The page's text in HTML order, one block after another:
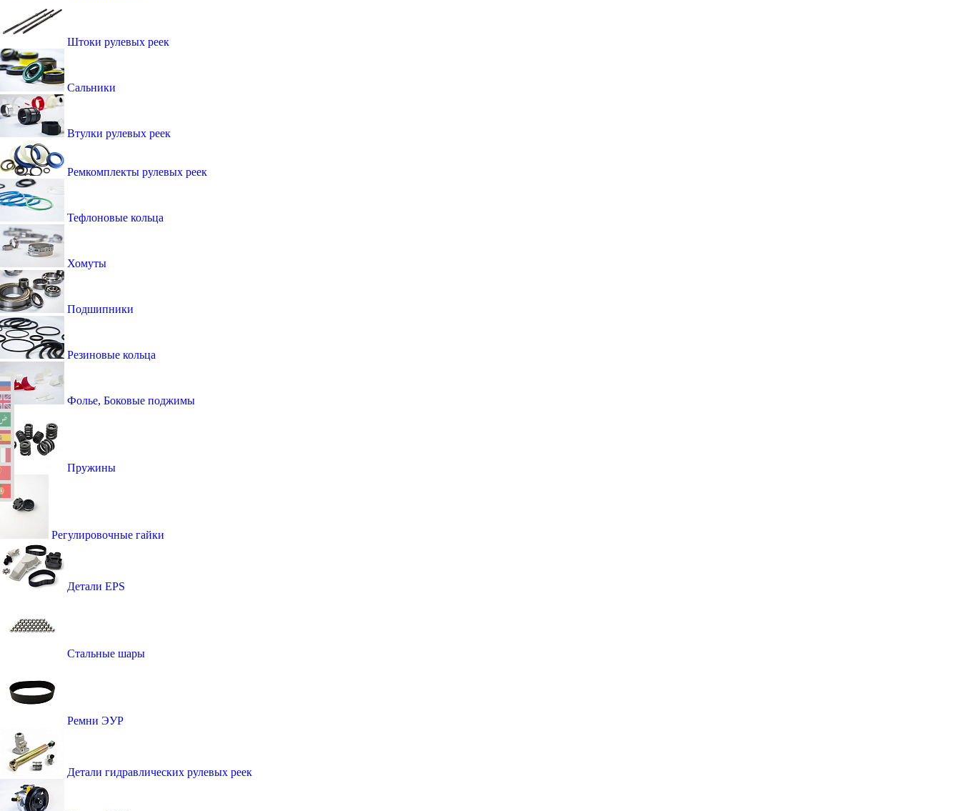
Штоки рулевых реек
Сальники
Втулки рулевых реек
Ремкомплекты рулевых реек
Тефлоновые кольца
Хомуты
Подшипники
Резиновые кольца
Фолье, Боковые поджимы
Пружины
Регулировочные гайки
Детали EPS
Стальные шары
Ремни ЭУР
Детали гидравлических рулевых реек